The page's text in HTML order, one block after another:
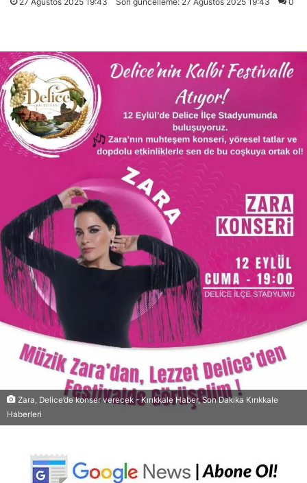
Zara, Delice’de konser verecek - Kırıkkale Haber, Son Dakika Kırıkkale
Haberleri